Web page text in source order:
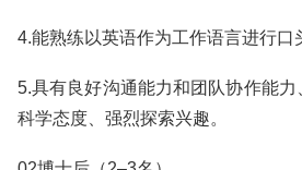
4.能熟练以英语作为工作语言进行口
5.具有良好沟通能力和团队协作能
科学态度、强烈探索兴趣。